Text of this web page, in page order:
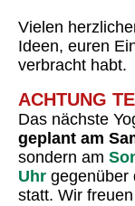
Vielen
Ideen, euren
verbracht habt.
ACHTUNG
Das nächste
geplant am
sondern am
Uhr gegenüber
statt. Wir